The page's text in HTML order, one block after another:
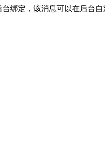
绑定，该消息可以在后台自